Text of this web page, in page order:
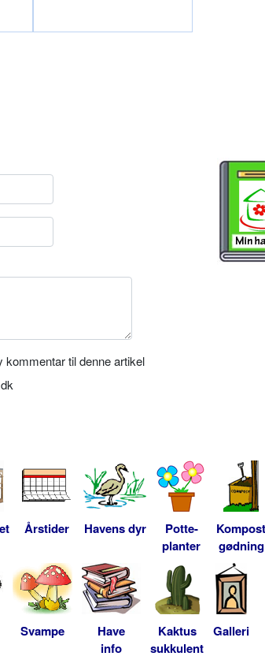
til denne artikel
Årstider Havens dyr
Potte-
planter
Kompost
gødning
Svampe
Have
info
Kaktus
sukkulent
Galleri